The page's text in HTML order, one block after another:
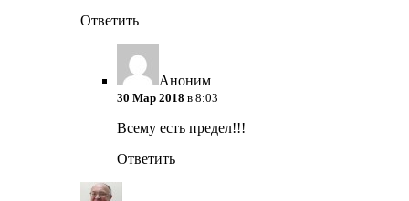
Ответить
Аноним
30 Мар 2018 в 8:03
Всему есть предел!!!
Ответить